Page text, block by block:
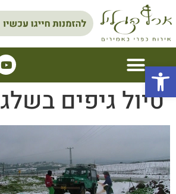
פתח סרגל נגישות
טיול גיפים בשלג